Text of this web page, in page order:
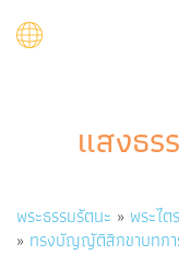
แสงธร
Breadcrumb
พระธรรมรัตนะ พระไ
ทรงบัญญัติสิกขาบทกา